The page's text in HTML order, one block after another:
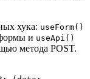
хука: useForm()
и useApi()
метода POST.